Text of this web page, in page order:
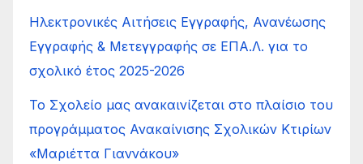
Ηλεκτρονικές Αιτήσεις Εγγραφής, Ανανέωσης
Εγγραφής & Μετεγγραφής σε ΕΠΑ.Λ. για το
σχολικό έτος 2025-2026
Το Σχολείο μας ανακαινίζεται στο πλαίσιο του
προγράμματος Ανακαίνισης Σχολικών Κτιρίων
«Μαριέττα Γιαννάκου»